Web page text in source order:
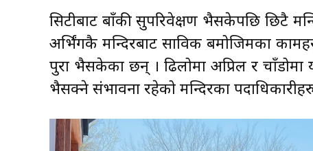
सिटीबाट बाँकी सुपरिवेक्षण भैसकेपछि छिटै
अर्भिंगकै मन्दिरबाट साविक बमोजिमका
पुरा भैसकेका छन् । ढिलोमा अप्रिल र चाँडोमा
भैसक्ने संभावना रहेको मन्दिरका